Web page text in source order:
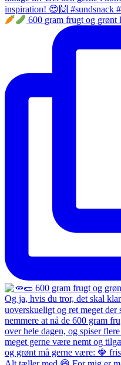
600 gram frugt og grønt